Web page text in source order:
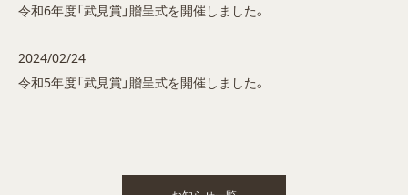
令和6年度「武見賞」贈呈式を開催しました。
2024/02/24
令和5年度「武見賞」贈呈式を開催しました。